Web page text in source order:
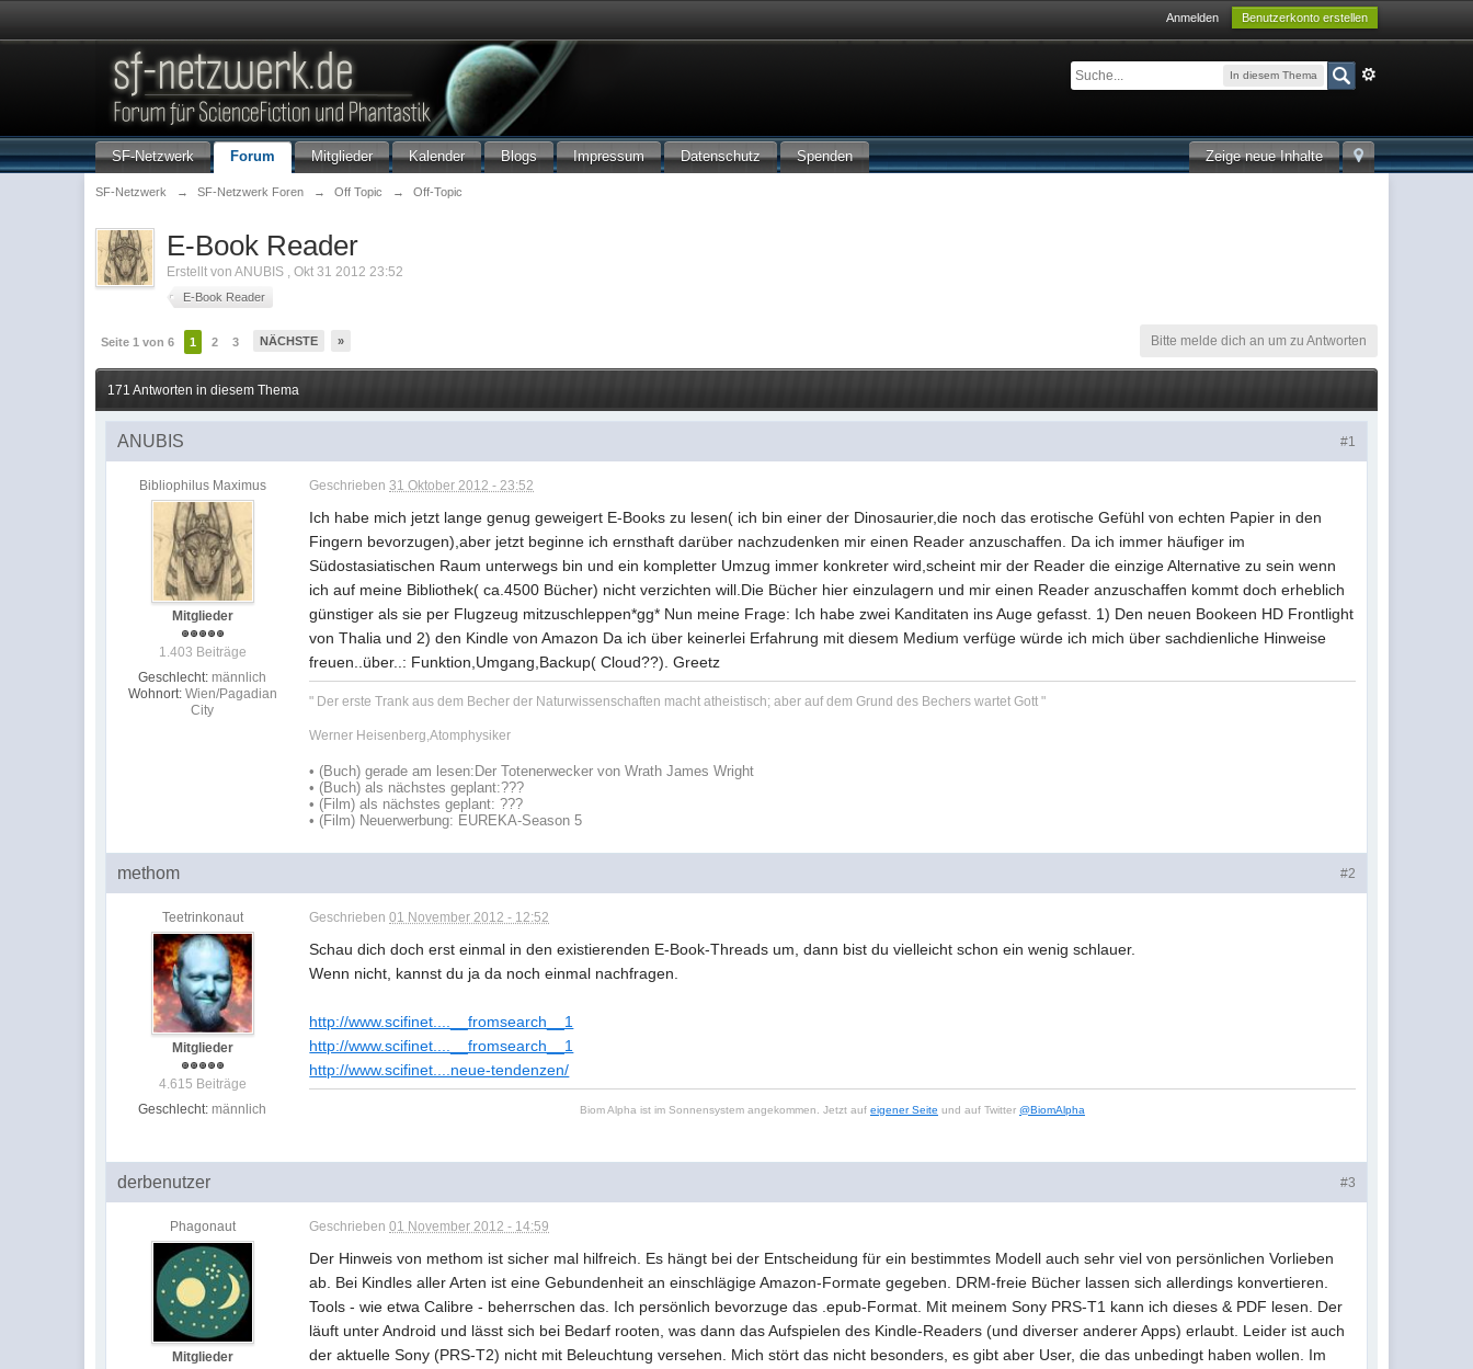
Anmelden Benutzerkonto erstellen
In diesem Thema
Zeige neue Inhalte
SF-Netzwerk Forum Mitglieder Kalender Blogs Impressum Datenschutz Spenden
SF-Netzwerk → SF-Netzwerk Foren → Off Topic → Off-Topic
E-Book Reader
Erstellt vonANUBIS ,Okt 31 2012 23:52
E-Book Reader
Seite 1 von 6 1 2 3 NÄCHSTE » Bitte melde dich an um zu Antworten
171 Antworten in diesem Thema
#1
ANUBIS
Bibliophilus Maximus
Mitglieder
1.403 Beiträge
Geschlecht: männlich
Wohnort: Wien/Pagadian
City
Geschrieben31 Oktober 2012 - 23:52
Ich habe mich jetzt lange genug geweigert E-Books zu lesen( ich bin einer der Dinosaurier,die noch das erotische Gefühl von echten Papier in den
Fingern bevorzugen),aber jetzt beginne ich ernsthaft darüber nachzudenken mir einen Reader anzuschaffen. Da ich immer häufiger im
Südostasiatischen Raum unterwegs bin und ein kompletter Umzug immer konkreter wird,scheint mir der Reader die einzige Alternative zu sein wenn
ich auf meine Bibliothek( ca.4500 Bücher) nicht verzichten will.Die Bücher hier einzulagern und mir einen Reader anzuschaffen kommt doch erheblich
günstiger als sie per Flugzeug mitzuschleppen*gg* Nun meine Frage: Ich habe zwei Kanditaten ins Auge gefasst. 1) Den neuen Bookeen HD Frontlight
von Thalia und 2) den Kindle von Amazon Da ich über keinerlei Erfahrung mit diesem Medium verfüge würde ich mich über sachdienliche Hinweise
freuen..über..: Funktion,Umgang,Backup( Cloud??). Greetz
" Der erste Trank aus dem Becher der Naturwissenschaften macht atheistisch; aber auf dem Grund des Bechers wartet Gott "
Werner Heisenberg,Atomphysiker
• (Buch) gerade am lesen: Der Totenerwecker von Wrath James Wright
• (Buch) als nächstes geplant:???
• (Film) als nächstes geplant: ???
• (Film) Neuerwerbung: EUREKA-Season 5
#2
methom
Teetrinkonaut
Mitglieder
4.615 Beiträge
Geschlecht: männlich
Geschrieben01 November 2012 - 12:52
Schau dich doch erst einmal in den existierenden E-Book-Threads um, dann bist du vielleicht schon ein wenig schlauer.
Wenn nicht, kannst du ja da noch einmal nachfragen.
http://www.scifinet....__fromsearch__1
http://www.scifinet....__fromsearch__1
http://www.scifinet....neue-tendenzen/
Biom Alpha ist im Sonnensystem angekommen. Jetzt auf eigener Seite und auf Twitter @BiomAlpha
#3
derbenutzer
Phagonaut
Mitglieder
Geschrieben01 November 2012 - 14:59
Der Hinweis von methom ist sicher mal hilfreich. Es hängt bei der Entscheidung für ein bestimmtes Modell auch sehr viel von persönlichen Vorlieben
ab. Bei Kindles aller Arten ist eine Gebundenheit an einschlägige Amazon-Formate gegeben. DRM-freie Bücher lassen sich allerdings konvertieren.
Tools - wie etwa Calibre - beherrschen das. Ich persönlich bevorzuge das .epub-Format. Mit meinem Sony PRS-T1 kann ich dieses & PDF lesen. Der
läuft unter Android und lässt sich bei Bedarf rooten, was dann das Aufspielen des Kindle-Readers (und diverser anderer Apps) erlaubt. Leider ist auch
der aktuelle Sony (PRS-T2) nicht mit Beleuchtung versehen. Mich stört das nicht besonders, es gibt aber User, die das unbedingt haben wollen. Im